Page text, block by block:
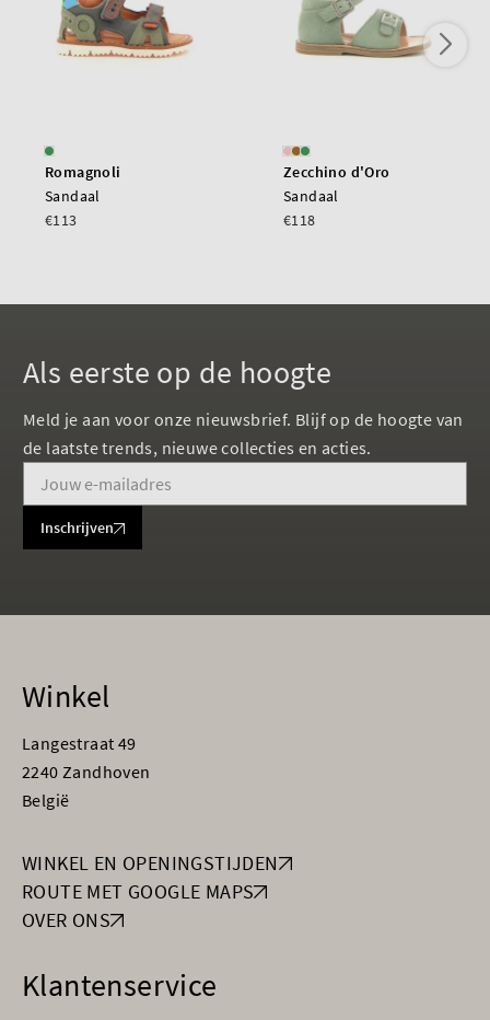
Romagnoli
Sandaal
€113
Zecchino d'Oro
Sandaal
€118
Als eerste op de hoogte
Meld je aan voor onze nieuwsbrief. Blijf op de hoogte van
de laatste trends, nieuwe collecties en acties.
Inschrijven
Winkel
Langestraat 49
2240 Zandhoven
België
WINKEL EN OPENINGSTIJDEN
ROUTE MET GOOGLE MAPS
OVER ONS
Klantenservice